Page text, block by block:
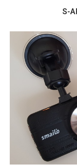
S-